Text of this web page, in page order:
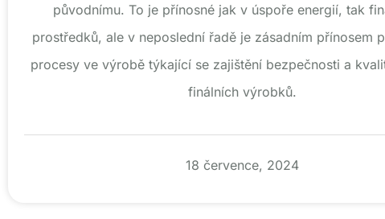
původnímu. To je přínosné jak v úspoře energií, tak
prostředků, ale v neposlední řadě je zásadním přínosem
procesy ve výrobě týkající se zajištění bezpečnosti a
finálních výrobků.
18 července, 2024